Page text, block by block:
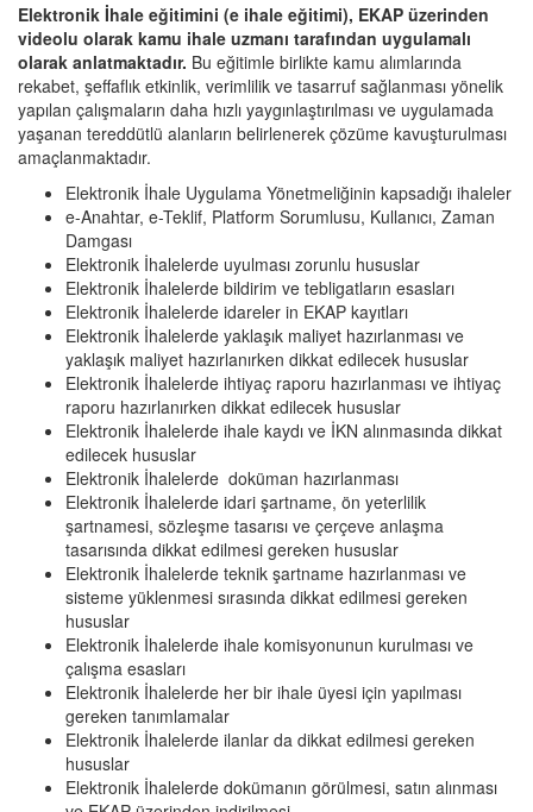
Elektronik İhale eğitimini (e ihale eğitimi), EKAP üzerinden
videolu olarak kamu ihale uzmanı tarafından uygulamalı
olarak anlatmaktadır. Bu eğitimle birlikte kamu alımlarında
rekabet, şeffaflık etkinlik, verimlilik ve tasarruf sağlanması yönelik
yapılan çalışmaların daha hızlı yaygınlaştırılması ve uygulamada
yaşanan tereddütlü alanların belirlenerek çözüme kavuşturulması
amaçlanmaktadır.
Elektronik İhale Uygulama Yönetmeliğinin kapsadığı ihaleler
e-Anahtar, e-Teklif, Platform Sorumlusu, Kullanıcı, Zaman
Damgası
Elektronik İhalelerde uyulması zorunlu hususlar
Elektronik İhalelerde bildirim ve tebligatların esasları
Elektronik İhalelerde idareler in EKAP kayıtları
Elektronik İhalelerde yaklaşık maliyet hazırlanması ve
yaklaşık maliyet hazırlanırken dikkat edilecek hususlar
Elektronik İhalelerde ihtiyaç raporu hazırlanması ve ihtiyaç
raporu hazırlanırken dikkat edilecek hususlar
Elektronik İhalelerde ihale kaydı ve İKN alınmasında dikkat
edilecek hususlar
Elektronik İhalelerde doküman hazırlanması
Elektronik İhalelerde idari şartname, ön yeterlilik
şartnamesi, sözleşme tasarısı ve çerçeve anlaşma
tasarısında dikkat edilmesi gereken hususlar
Elektronik İhalelerde teknik şartname hazırlanması ve
sisteme yüklenmesi sırasında dikkat edilmesi gereken
hususlar
Elektronik İhalelerde ihale komisyonunun kurulması ve
çalışma esasları
Elektronik İhalelerde her bir ihale üyesi için yapılması
gereken tanımlamalar
Elektronik İhalelerde ilanlar da dikkat edilmesi gereken
hususlar
Elektronik İhalelerde dokümanın görülmesi, satın alınması